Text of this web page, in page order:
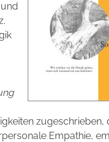
zugeschrieben,
Empathie,